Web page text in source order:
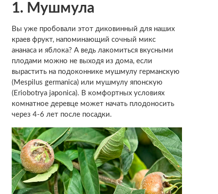
1. Мушмула
Вы уже пробовали этот диковинный для наших
краев фрукт, напоминающий сочный микс
ананаса и яблока? А ведь лакомиться вкусными
плодами можно не выходя из дома, если
вырастить на подоконнике мушмулу германскую
(Mespilus germanica) или мушмулу японскую
(Eriobotrya japonica). В комфортных условиях
комнатное деревце может начать плодоносить
через 4-6 лет после посадки.